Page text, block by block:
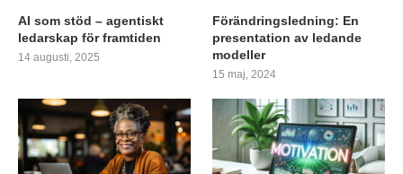
AI som stöd – agentiskt
ledarskap för framtiden
14 augusti, 2025
Förändringsledning: En
presentation av ledande
modeller
15 maj, 2024